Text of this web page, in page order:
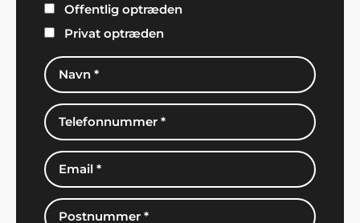
Offentlig optræden
Privat optræden